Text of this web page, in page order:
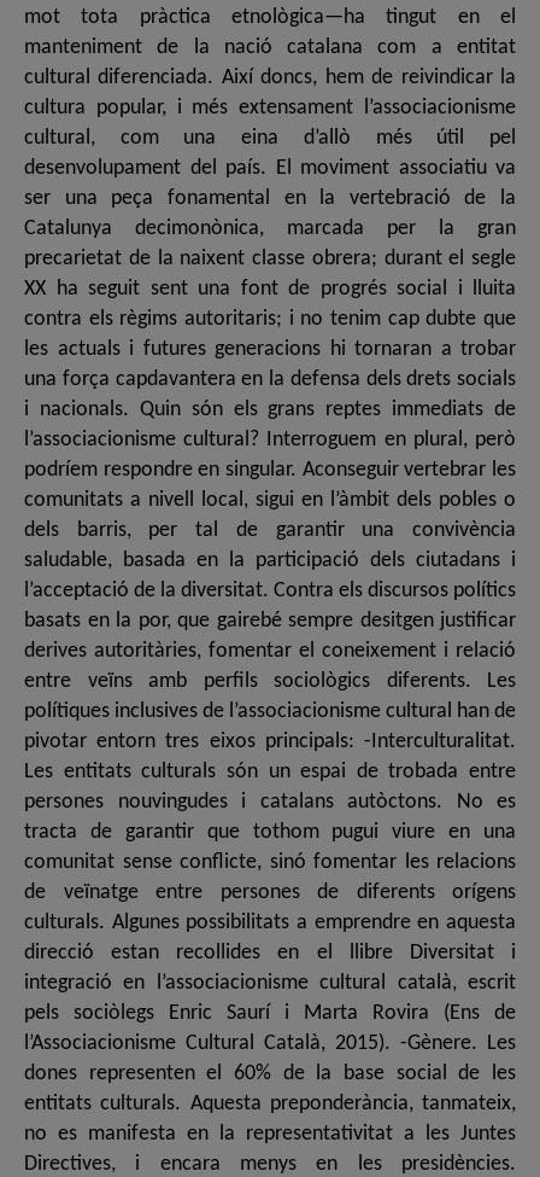
mot tota pràctica etnològica—ha tingut en el
manteniment de la nació catalana com a entitat
cultural diferenciada. Així doncs, hem de reivindicar la
cultura popular, i més extensament l’associacionisme
cultural, com una eina d’allò més útil pel
desenvolupament del país. El moviment associatiu va
ser una peça fonamental en la vertebració de la
Catalunya decimonònica, marcada per la gran
precarietat de la naixent classe obrera; durant el segle
XX ha seguit sent una font de progrés social i lluita
contra els règims autoritaris; i no tenim cap dubte que
les actuals i futures generacions hi tornaran a trobar
una força capdavantera en la defensa dels drets socials
i nacionals. Quin són els grans reptes immediats de
l’associacionisme cultural? Interroguem en plural, però
podríem respondre en singular. Aconseguir vertebrar les
comunitats a nivell local, sigui en l’àmbit dels pobles o
dels barris, per tal de garantir una convivència
saludable, basada en la participació dels ciutadans i
l’acceptació de la diversitat. Contra els discursos polítics
basats en la por, que gairebé sempre desitgen justificar
derives autoritàries, fomentar el coneixement i relació
entre veïns amb perfils sociològics diferents. Les
polítiques inclusives de l’associacionisme cultural han de
pivotar entorn tres eixos principals: -Interculturalitat.
Les entitats culturals són un espai de trobada entre
persones nouvingudes i catalans autòctons. No es
tracta de garantir que tothom pugui viure en una
comunitat sense conflicte, sinó fomentar les relacions
de veïnatge entre persones de diferents orígens
culturals. Algunes possibilitats a emprendre en aquesta
direcció estan recollides en el llibre Diversitat i
integració en l’associacionisme cultural català, escrit
pels sociòlegs Enric Saurí i Marta Rovira (Ens de
l’Associacionisme Cultural Català, 2015). -Gènere. Les
dones representen el 60% de la base social de les
entitats culturals. Aquesta preponderància, tanmateix,
no es manifesta en la representativitat a les Juntes
Directives, i encara menys en les presidències.